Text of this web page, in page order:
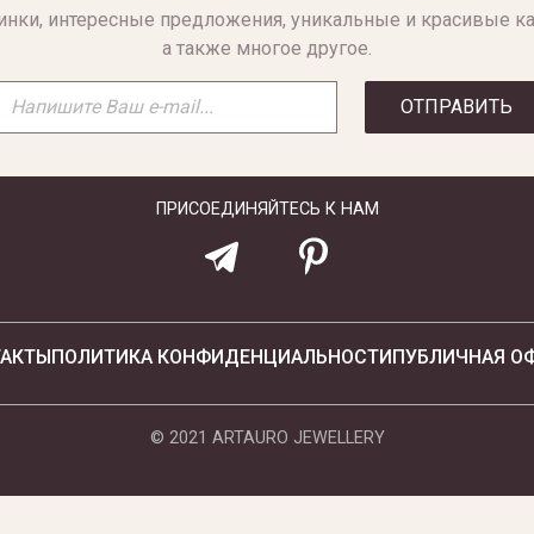
интересные предложения, уникальные и красивые
а также многое другое.
ОТПРАВИТЬ
ПРИСОЕДИНЯЙТЕСЬ К НАМ
ПОЛИТИКА КОНФИДЕНЦИАЛЬНОСТИПУБЛИЧНАЯ
© 2021 ARTAURO JEWELLERY